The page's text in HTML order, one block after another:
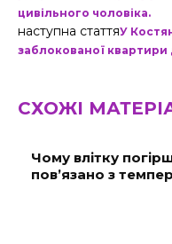
цивільного чоловіка.
наступна статтяУ
заблокованої квартири
СХОЖІ
Чому влітку
пов’язано з